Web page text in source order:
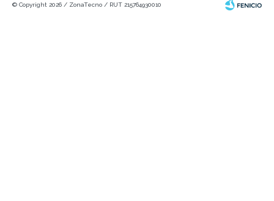
© Copyright 2026 / ZonaTecno / RUT 215764930010